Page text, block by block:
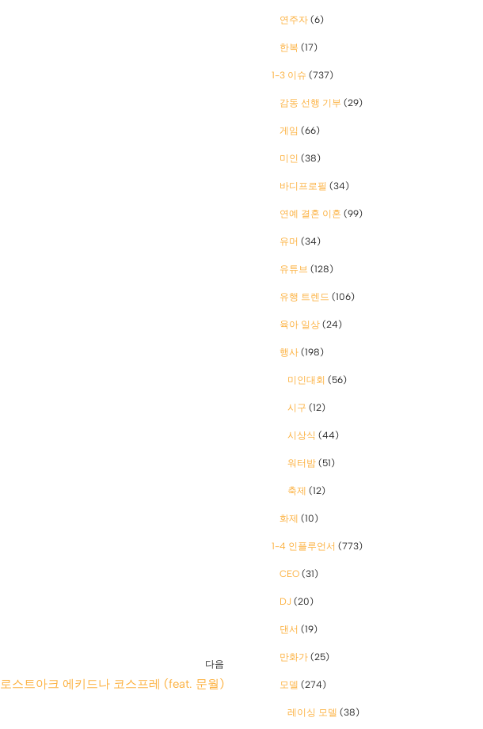
다음
로스트아크 에키드나 코스프레 (feat. 문월)
연주자 (6)
한복 (17)
1-3 이슈 (737)
감동 선행 기부 (29)
게임 (66)
미인 (38)
바디프로필 (34)
연예 결혼 이혼 (99)
유머 (34)
유튜브 (128)
유행 트렌드 (106)
육아 일상 (24)
행사 (198)
미인대회 (56)
시구 (12)
시상식 (44)
워터밤 (51)
축제 (12)
화제 (10)
1-4 인플루언서 (773)
CEO (31)
DJ (20)
댄서 (19)
만화가 (25)
모델 (274)
레이싱 모델 (38)